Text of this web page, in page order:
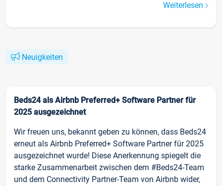
Weiterlesen
Neuigkeiten
Beds24 als Airbnb Preferred+ Software Partner für
2025 ausgezeichnet
Wir freuen uns, bekannt geben zu können, dass Beds24
erneut als Airbnb Preferred+ Software Partner für 2025
ausgezeichnet wurde! Diese Anerkennung spiegelt die
starke Zusammenarbeit zwischen dem #Beds24-Team
und dem Connectivity Partner-Team von Airbnb wider,